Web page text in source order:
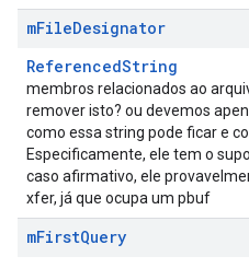
mFileDesignator
ReferencedString
membros relacionados ao
remover isto? ou devemos
como essa string pode ficar e
Especificamente, ele tem o
caso afirmativo, ele
xfer, já que ocupa um pbuf
mFirstQuery